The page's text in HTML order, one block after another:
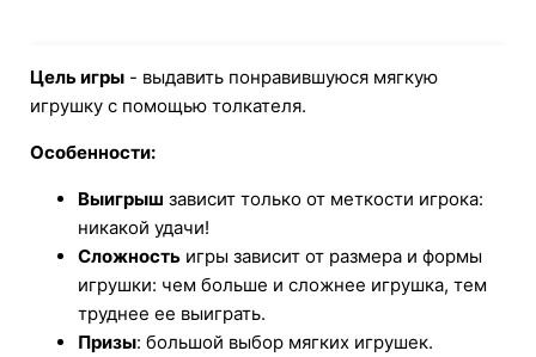
Цель игры - выдавить понравившуюся мягкую
игрушку с помощью толкателя.
Особенности:
Выигрыш зависит только от меткости игрока:
никакой удачи!
Сложность игры зависит от размера и формы
игрушки: чем больше и сложнее игрушка, тем
труднее ее выиграть.
Призы: большой выбор мягких игрушек.